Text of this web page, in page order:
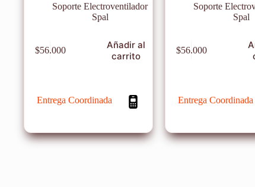
Soporte Electroventilador
Spal
$56.000
Añadir al
carrito
Entrega Coordinada
Soporte
Spal
$56.000
Entrega Coordinada